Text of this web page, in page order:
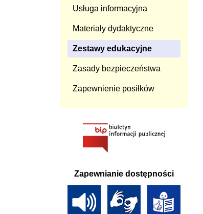
Usługa informacyjna
Materiały dydaktyczne
Zestawy edukacyjne
Zasady bezpieczeństwa
Zapewnienie posiłków
Zapewnianie dostępności